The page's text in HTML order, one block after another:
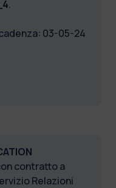
.
03-05-24
contratto a
Relazioni